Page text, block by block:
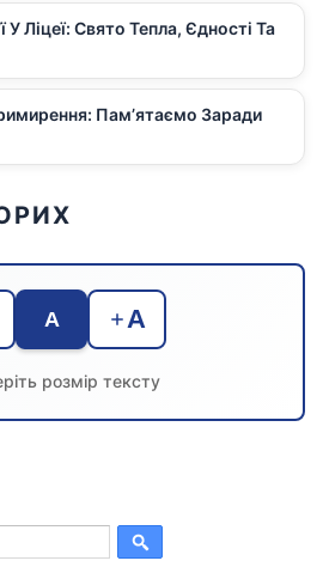
У Ліцеї: Свято Тепла, Єдності Та
Пам’ятаємо Заради
A A
розмір тексту